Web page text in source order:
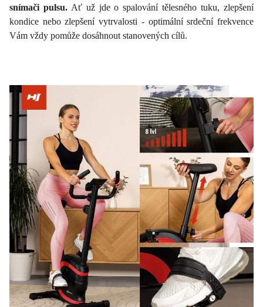
snímači pulsu.Ať už jde o spalování tělesného tuku, zlepšení
kondice nebo zlepšení vytrvalosti - optimální srdeční frekvence
Vám vždy pomůže dosáhnout stanovených cílů.